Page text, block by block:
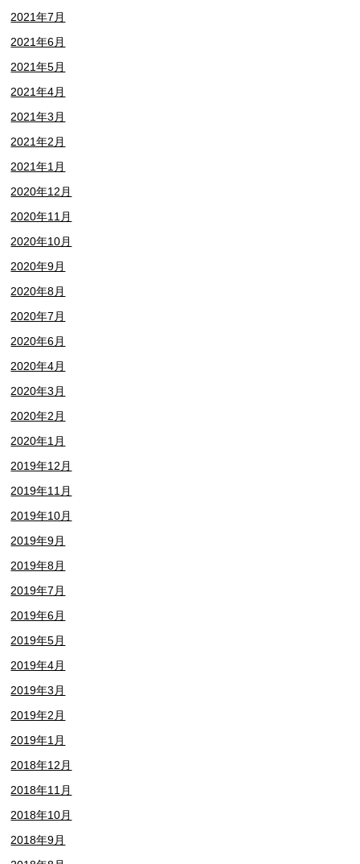
2021年7月
2021年6月
2021年5月
2021年4月
2021年3月
2021年2月
2021年1月
2020年12月
2020年11月
2020年10月
2020年9月
2020年8月
2020年7月
2020年6月
2020年4月
2020年3月
2020年2月
2020年1月
2019年12月
2019年11月
2019年10月
2019年9月
2019年8月
2019年7月
2019年6月
2019年5月
2019年4月
2019年3月
2019年2月
2019年1月
2018年12月
2018年11月
2018年10月
2018年9月